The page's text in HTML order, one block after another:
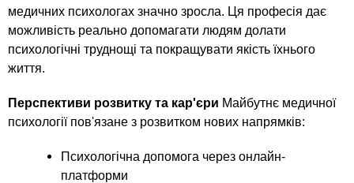
медичних психологах значно зросла. Ця професія дає
можливість реально допомагати людям долати
психологічні труднощі та покращувати якість їхнього
життя.
Перспективи розвитку та кар'єри Майбутнє медичної
психології пов'язане з розвитком нових напрямків:
Психологічна допомога через онлайн-
платформи